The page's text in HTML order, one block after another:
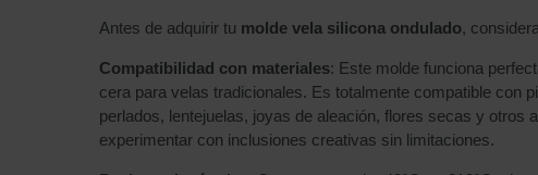
Antes de adquirir tu molde vela silicona ondulado,
Compatibilidad con materiales: Este molde funciona
cera para velas tradicionales. Es totalmente compatible con
perlados, lentejuelas, joyas de aleación, flores secas y
experimentar con inclusiones creativas sin limitaciones.